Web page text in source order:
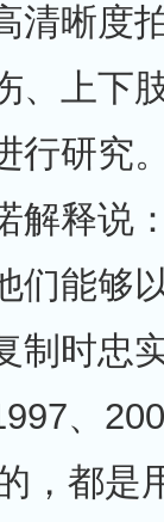
清晰度
、上下
行研究
解释说
们能够
制时忠
、
，都是